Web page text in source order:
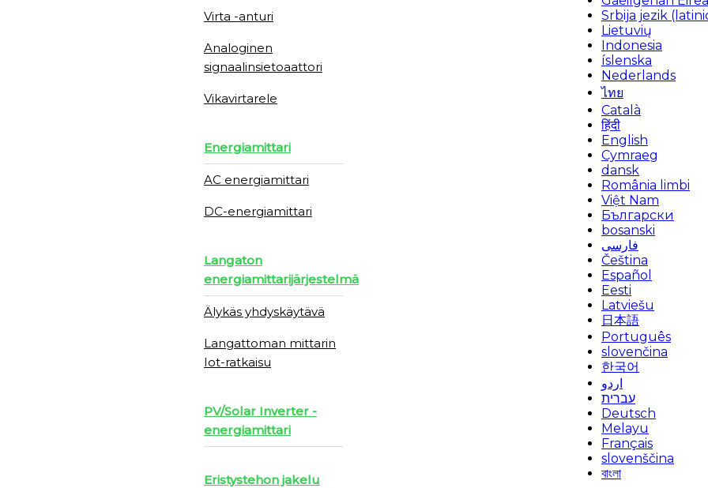
Srbija jezik
Lietuvių
Indonesia
íslenska
Nederlands
ไทย
Català
हिंदी
English
Cymraeg
dansk
România limbi
Việt Nam
Български
bosanski
فارسی
Čeština
Español
Eesti
Latviešu
日本語
Português
slovenčina
한국어
اردو
עברית
Deutsch
Melayu
Français
slovenščina
বাংলা
Virta -anturi
Analoginen
signaalinsietoaattori
Vikavirtarele
Energiamittari
AC energiamittari
DC-energiamittari
Langaton
energiamittarijärjestelmä
Älykäs yhdyskäytävä
Langattoman mittarin
Iot-ratkaisu
PV/Solar Inverter -
energiamittari
Eristystehon jakelu